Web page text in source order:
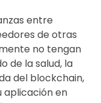
entre
de otras
no tengan
de la salud, la
del blockchain,
aplicación en